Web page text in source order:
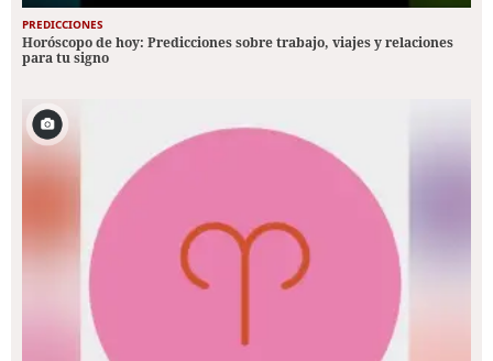
PREDICCIONES
Horóscopo de hoy: Predicciones sobre trabajo, viajes y relaciones
para tu signo